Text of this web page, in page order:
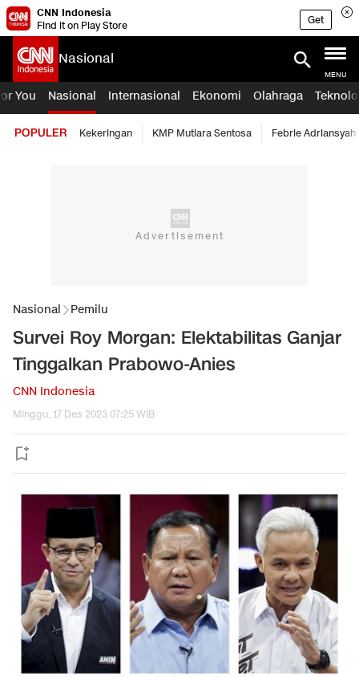
CNN Indonesia
Find it on Play Store
Get
Nasional
MENU
You Nasional Internasional Ekonomi Olahraga
POPULER Kekeringan KMP Mutiara Sentosa Febrie Adriansyah
Nasional Pemilu
Survei Roy Morgan: Elektabilitas Ganjar
Tinggalkan Prabowo-Anies
CNN Indonesia
Minggu, 17 Des 2023 07:25 WIB